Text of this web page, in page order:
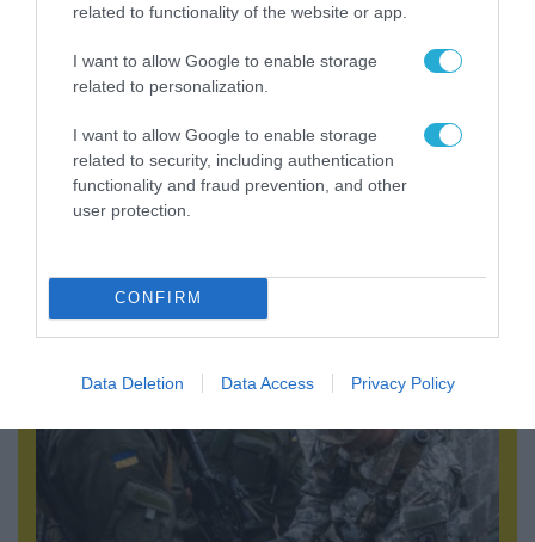
related to functionality of the website or app.
I want to allow Google to enable storage
related to personalization.
I want to allow Google to enable storage
related to security, including authentication
functionality and fraud prevention, and other
user protection.
CONFIRM
Data Deletion Data Access Privacy Policy
07.08.2026 | 08:02
Οι ρωσικές δυνάμεις απέχουν μόλις 5 χλμ.